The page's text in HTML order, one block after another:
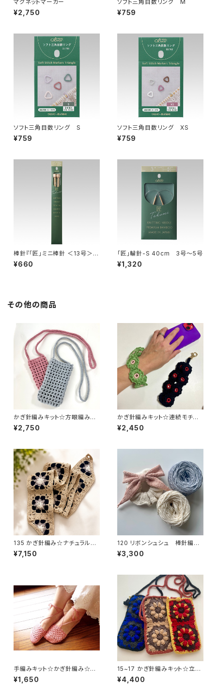
マグネットマーカー
¥2,750
ソフト三角目数リング M
¥759
ソフト三角目数リング S
¥759
ソフト三角目数リング XS
¥759
棒針『「匠」ミニ棒針 ＜13号＞』
Clover クロバー
¥660
「匠」輪針-S 40cm 3号〜5号
¥1,320
その他の商品
かぎ針編みキット☆方眼編みの
スマホショルダー(グレーorピン
ク)
¥2,750
かぎ針編みキット☆連続モチー
フのストラップ 玉編みサークル
¥2,450
135 かぎ針編み☆ナチュラルモ
ノトーンモチーフのストール
¥7,150
120 リボンシュシュ 棒針編み
キット
¥3,300
手編みキット☆かぎ針編み☆バ
レリーナみたいなトゥーカバー
¥1,650
15~17 かぎ針編みキット☆立体
モチーフのスマホケース
¥4,400